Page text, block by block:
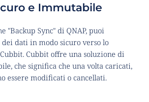
e Immutabile
"Backup Sync" di QNAP, puoi
dei dati in modo sicuro verso lo
Cubbit offre una soluzione di
che significa che una volta caricati,
essere modificati o cancellati.